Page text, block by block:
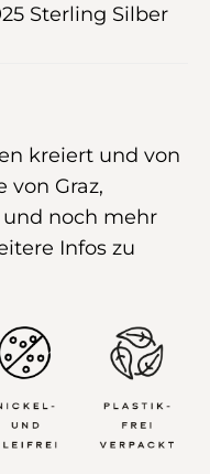
Sterling Silber
kreiert und von
von Graz,
noch mehr
Infos zu